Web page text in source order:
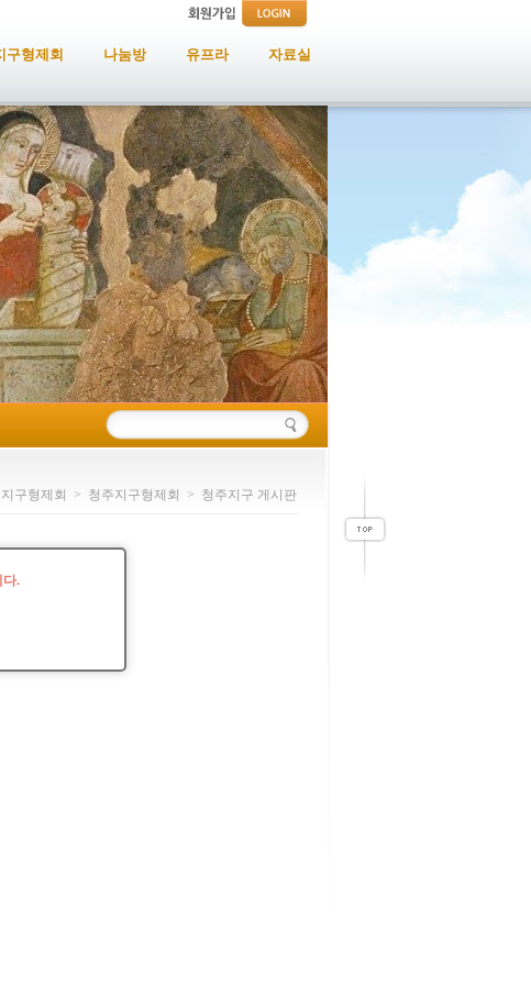
구형제회 나눔방 유프라 자료실
지구형제회 > 청주지구형제회 > 청주지구 게시판
다.